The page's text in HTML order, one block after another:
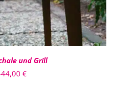
und Grill
€